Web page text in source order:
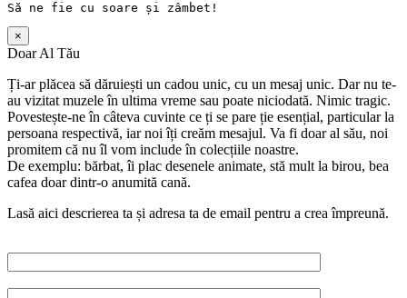
Să ne fie cu soare și zâmbet !
×
Doar Al Tău
Ți-ar plăcea să dăruiești un cadou unic, cu un mesaj unic. Dar nu te-
au vizitat muzele în ultima vreme sau poate niciodată. Nimic tragic.
Povestește-ne în câteva cuvinte ce ți se pare ție esențial, particular la
persoana respectivă, iar noi îți creăm mesajul. Va fi doar al său, noi
promitem că nu îl vom include în colecțiile noastre.
De exemplu: bărbat, îi plac desenele animate, stă mult la birou, bea
cafea doar dintr-o anumită cană.
Lasă aici descrierea ta și adresa ta de email pentru a crea împreună.